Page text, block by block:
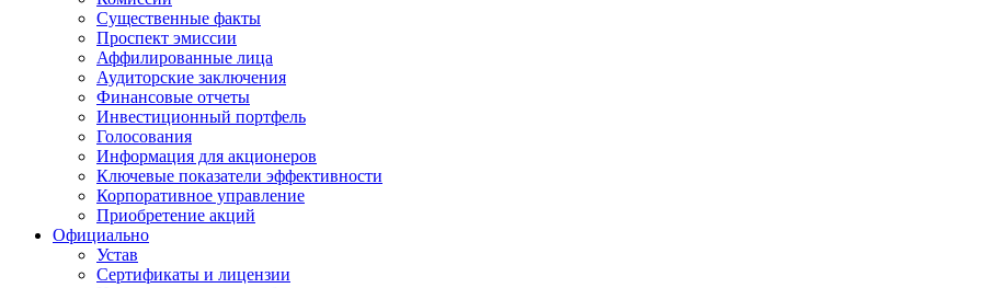
Существенные факты
Проспект эмиссии
Аффилированные лица
Аудиторские заключения
Финансовые отчеты
Инвестиционный портфель
Голосования
Информация для акционеров
Ключевые показатели эффективности
Корпоративное управление
Приобретение акций
Официально
Устав
Сертификаты и лицензии